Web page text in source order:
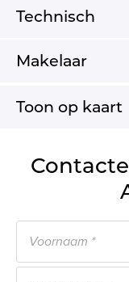
Technisch
Makelaar
Toon op kaart